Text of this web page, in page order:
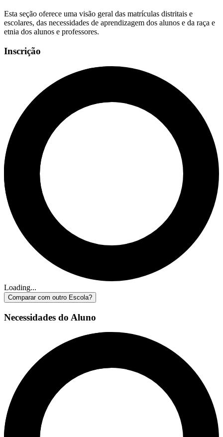
Esta seção oferece uma visão geral das matrículas distritais e
escolares, das necessidades de aprendizagem dos alunos e da raça e
etnia dos alunos e professores.
Inscrição
Loading...
Comparar com outro Escola?
Necessidades do Aluno